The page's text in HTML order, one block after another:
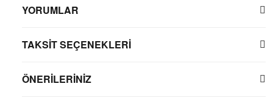
YORUMLAR
TAKSİT SEÇENEKLERİ
ÖNERİLERİNİZ